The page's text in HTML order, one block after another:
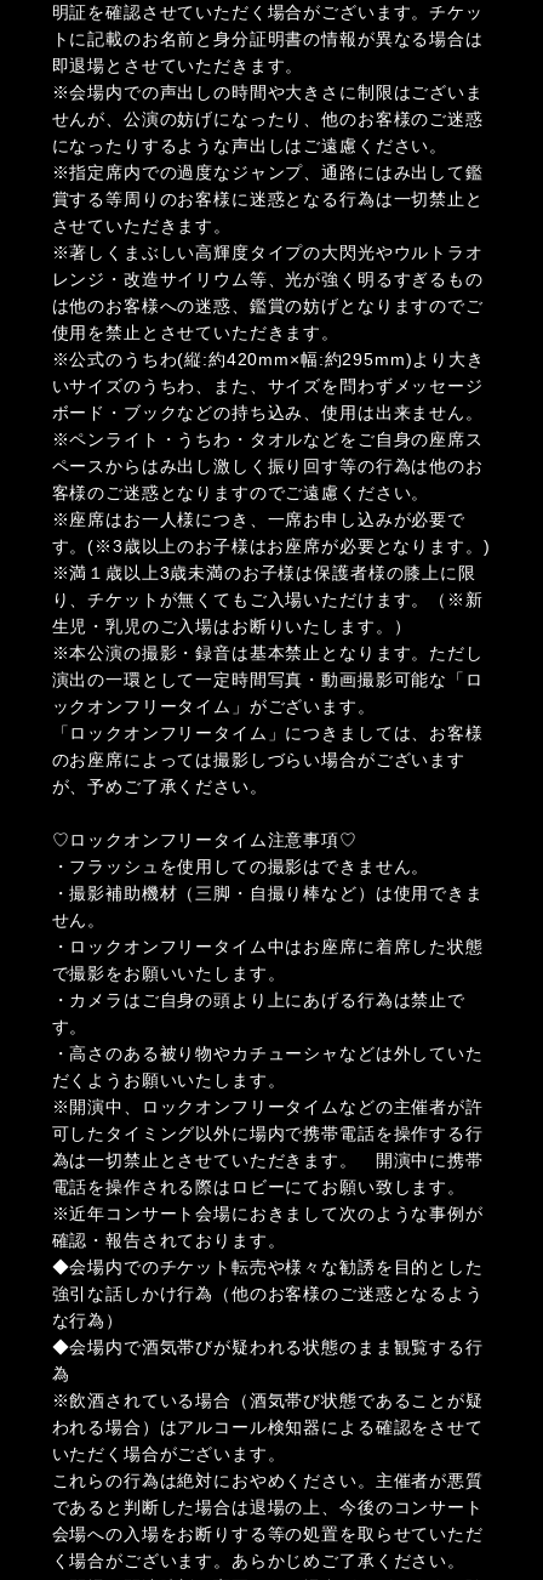
明証を確認させていただく場合がございます。チケッ
トに記載のお名前と身分証明書の情報が異なる場合は
即退場とさせていただきます。
※会場内での声出しの時間や大きさに制限はございま
せんが、公演の妨げになったり、他のお客様のご迷惑
になったりするような声出しはご遠慮ください。
※指定席内での過度なジャンプ、通路にはみ出して鑑
賞する等周りのお客様に迷惑となる行為は一切禁止と
させていただきます。
※著しくまぶしい高輝度タイプの大閃光やウルトラオ
レンジ・改造サイリウム等、光が強く明るすぎるもの
は他のお客様への迷惑、鑑賞の妨げとなりますのでご
使用を禁止とさせていただきます。
※公式のうちわ(縦:約420mm×幅:約295mm)より大き
いサイズのうちわ、また、サイズを問わずメッセージ
ボード・ブックなどの持ち込み、使用は出来ません。
※ペンライト・うちわ・タオルなどをご自身の座席ス
ペースからはみ出し激しく振り回す等の行為は他のお
客様のご迷惑となりますのでご遠慮ください。
※座席はお一人様につき、一席お申し込みが必要で
す。(※3歳以上のお子様はお座席が必要となります。)
※満１歳以上3歳未満のお子様は保護者様の膝上に限
り、チケットが無くてもご入場いただけます。（※新
生児・乳児のご入場はお断りいたします。）
※本公演の撮影・録音は基本禁止となります。ただし
演出の一環として一定時間写真・動画撮影可能な「ロ
ックオンフリータイム」がございます。
「ロックオンフリータイム」につきましては、お客様
のお座席によっては撮影しづらい場合がございます
が、予めご了承ください。
♡ロックオンフリータイム注意事項♡
・フラッシュを使用しての撮影はできません。
・撮影補助機材（三脚・自撮り棒など）は使用できま
せん。
・ロックオンフリータイム中はお座席に着席した状態
で撮影をお願いいたします。
・カメラはご自身の頭より上にあげる行為は禁止で
す。
・高さのある被り物やカチューシャなどは外していた
だくようお願いいたします。
※開演中、ロックオンフリータイムなどの主催者が許
可したタイミング以外に場内で携帯電話を操作する行
為は一切禁止とさせていただきます。 開演中に携帯
電話を操作される際はロビーにてお願い致します。
※近年コンサート会場におきまして次のような事例が
確認・報告されております。
◆会場内でのチケット転売や様々な勧誘を目的とした
強引な話しかけ行為（他のお客様のご迷惑となるよう
な行為）
◆会場内で酒気帯びが疑われる状態のまま観覧する行
為
※飲酒されている場合（酒気帯び状態であることが疑
われる場合）はアルコール検知器による確認をさせて
いただく場合がございます。
これらの行為は絶対におやめください。主催者が悪質
であると判断した場合は退場の上、今後のコンサート
会場への入場をお断りする等の処置を取らせていただ
く場合がございます。あらかじめご了承ください。